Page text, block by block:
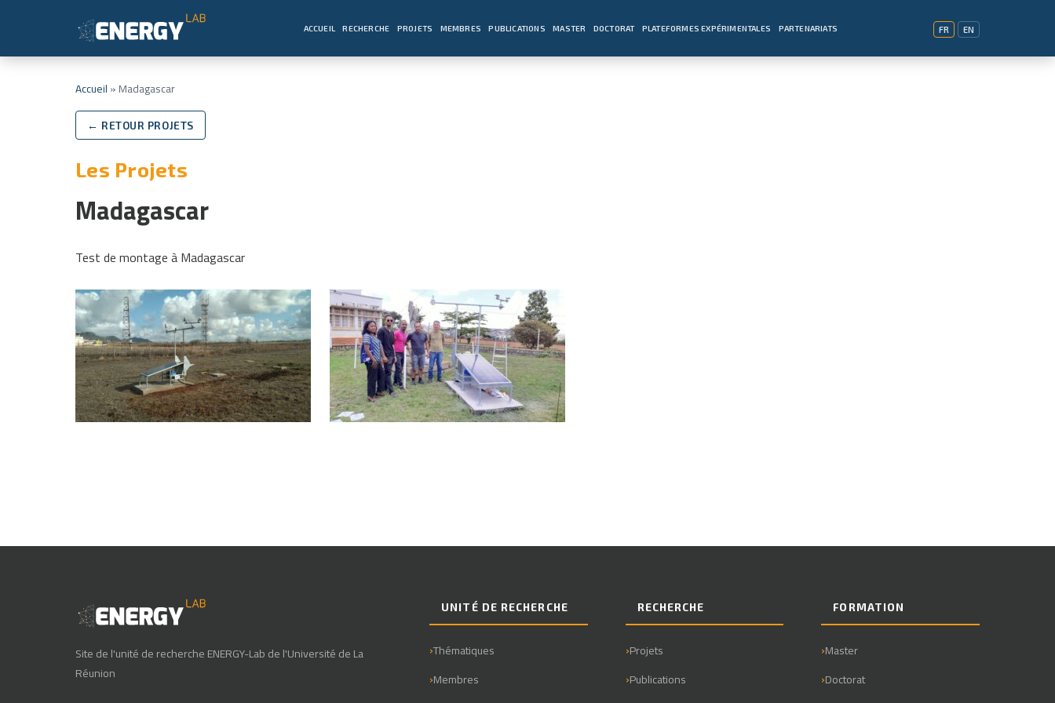
ACCUEIL RECHERCHE PROJETS MEMBRES PUBLICATIONS MASTER DOCTORAT PLATEFORMES EXPÉRIMENTALES PARTENARIATS FR EN
Accueil » Madagascar
← RETOUR PROJETS
Les Projets
Madagascar
Test de montage à Madagascar
Site de l'unité de recherche ENERGY-Lab de l'Université de La
Réunion
UNITÉ DE RECHERCHE
Thématiques
Membres
RECHERCHE
Projets
Publications
FORMATION
Master
Doctorat